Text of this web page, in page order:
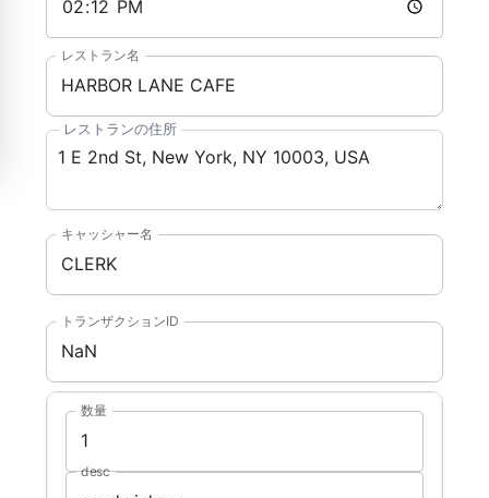
レストラン名
レストランの住所
キャッシャー名
トランザクションID
数量
desc